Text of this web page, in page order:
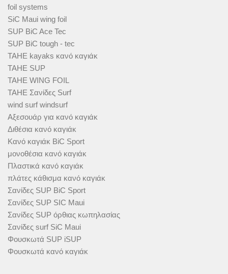
foil systems
SiC Maui wing foil
SUP BiC Ace Tec
SUP BiC tough - tec
TAHE kayaks κανό καγιάκ
TAHE SUP
TAHE WING FOIL
TAHE Σανίδες Surf
wind surf windsurf
Αξεσουάρ για κανό καγιάκ
Διθέσια κανό καγιάκ
Κανό καγιάκ BiC Sport
μονοθέσια κανό καγιάκ
Πλαστικά κανό καγιάκ
πλάτες κάθισμα κανό καγιάκ
Σανίδες SUP BiC Sport
Σανίδες SUP SIC Maui
Σανίδες SUP όρθιας κωπηλασίας
Σανίδες surf SiC Maui
Φουσκωτά SUP iSUP
Φουσκωτά κανό καγιάκ